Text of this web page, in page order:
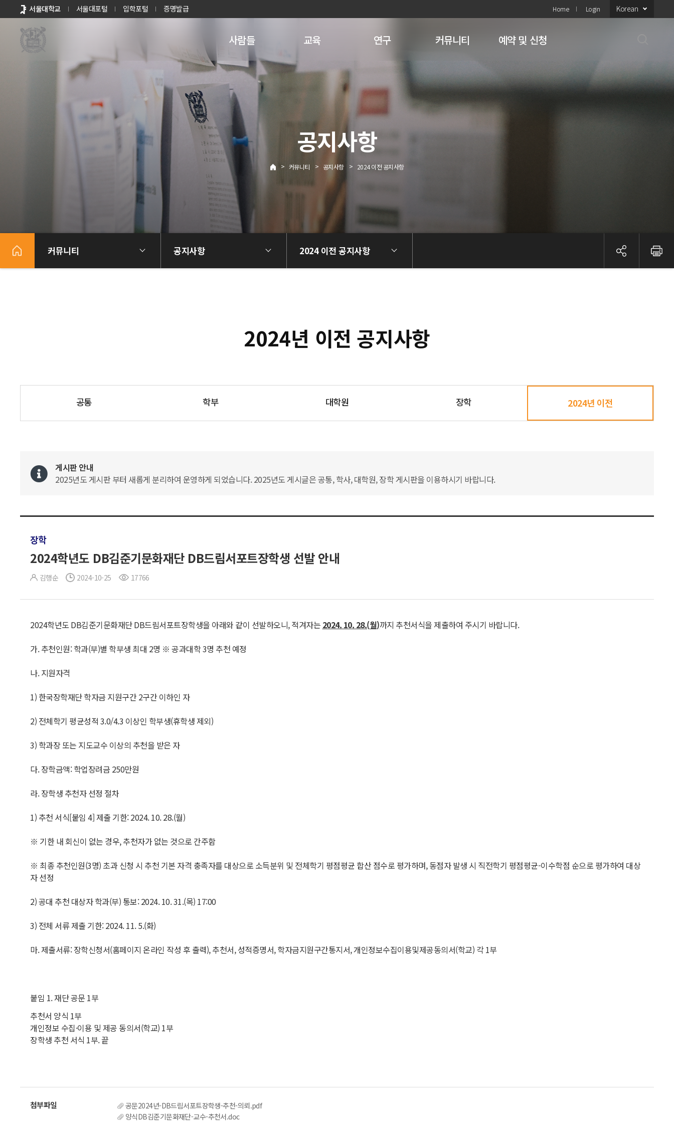
바로가기
메뉴
서울대학교 서울대포털 입학포털 증명발급 Home Login Korean
사람들 교육 연구 커뮤니티 예약 및 신청
공지사항
> 커뮤니티 > 공지사항 > 2024 이전 공지사항
커뮤니티 공지사항 2024 이전 공지사항
2024년 이전 공지사항
공통 학부 대학원 장학 2024년 이전
게시판 안내
2025년도 게시판 부터 새롭게 분리하여 운영하게 되었습니다. 2025년도 게시글은 공통, 학사, 대학원, 장학 게시판을 이용하시기 바랍니다.
장학
2024학년도 DB김준기문화재단 DB드림서포트장학생 선발 안내
김행순 2024-10-25 17766
2024학년도 DB김준기문화재단 DB드림서포트장학생을 아래와 같이 선발하오니, 적겨자는 2024. 10. 28.(월)까지 추천서식을 제출하여 주시기 바랍니다.
가. 추천인원: 학과(부)별 학부생 최대 2명 ※ 공과대학 3명 추천 예정
나. 지원자격
1) 한국장학재단 학자금 지원구간 2구간 이하인 자
2) 전체학기 평균성적 3.0/4.3 이상인 학부생(휴학생 제외)
3) 학과장 또는 지도교수 이상의 추천을 받은 자
다. 장학금액: 학업장려금 250만원
라. 장학생 추천자 선정 절차
1) 추천 서식[붙임 4] 제출 기한: 2024. 10. 28.(월)
※ 기한 내 회신이 없는 경우, 추천자가 없는 것으로 간주함
※ 최종 추천인원(3명) 초과 신청 시 추천 기본 자격 충족자를 대상으로 소득분위 및 전체학기 평점평균 합산 점수로 평가하며, 동점자 발생 시 직전학기 평점평균-이수학점 순으로 평가하여 대상
자 선정
2) 공대 추천 대상자 학과(부) 통보: 2024. 10. 31.(목) 17:00
3) 전체 서류 제출 기한: 2024. 11. 5.(화)
마. 제출서류: 장학신청서(홈페이지 온라인 작성 후 출력), 추천서, 성적증명서, 학자금지원구간통지서, 개인정보수집이용및제공동의서(학교) 각 1부
붙임 1. 재단 공문 1부
추천서 양식 1부
개인정보 수집·이용 및 제공 동의서(학교) 1부
장학생 추천 서식 1부. 끝
공문2024년-DB드림서포트장학생-추천-의뢰.pdf
양식DB김준기문화재단-교수-추천서.doc